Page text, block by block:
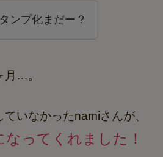
ンプ化まだー？
月…。
いなかったnamiさんが、
ってくれました！